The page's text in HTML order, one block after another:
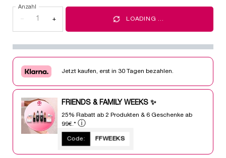
−
Anzahl
+ LOADING ...
Jetzt kaufen, erst in 30 Tagen bezahlen.
FRIENDS & FAMILY WEEKS ✨
25% Rabatt ab 2 Produkten & 6 Geschenke ab
99€.* ⓘ
Code: FFWEEKS